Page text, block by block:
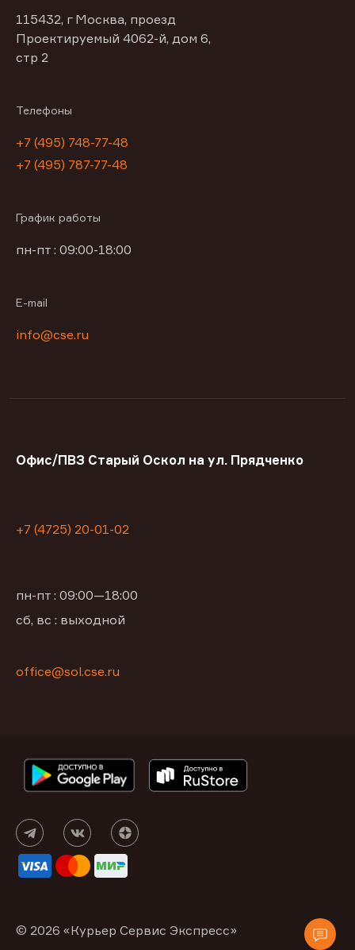
115432, г Москва, проезд
Проектируемый 4062-й, дом 6,
стр 2
Телефоны
+7 (495) 748-77-48
+7 (495) 787-77-48
График работы
пн-пт : 09:00-18:00
E-mail
info@cse.ru
Офис/ПВЗ Старый Оскол на ул. Прядченко
+7 (4725) 20-01-02
пн-пт : 09:00—18:00
сб, вс : выходной
office@sol.cse.ru
© 2026 «Курьер Сервис Экспресс»